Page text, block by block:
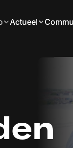
Actueel